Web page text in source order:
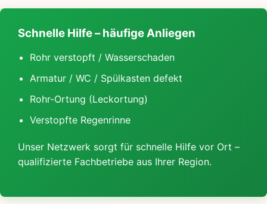
Schnelle Hilfe – häufige Anliegen
Rohr verstopft / Wasserschaden
Armatur / WC / Spülkasten defekt
Rohr-Ortung (Leckortung)
Verstopfte Regenrinne
Unser Netzwerk sorgt für schnelle Hilfe vor Ort –
qualifizierte Fachbetriebe aus Ihrer Region.